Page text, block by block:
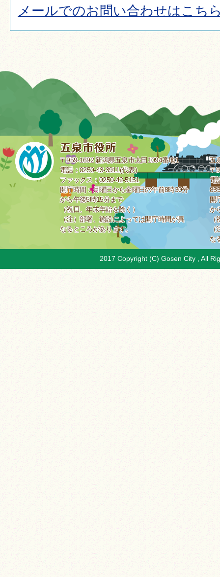
メールでのお問い合わせはこち
〒959-1692 新潟県五泉市太田1094番地1
電話：0250-43-3911(代表)
ファックス：0250-42-5151
開庁時間：月曜日から金曜日の午前8時30分
から午後5時15分まで
（祝日、年末年始を除く）
（注）部署、施設によっては開庁時間が異
なるところがあります。
五
〒
電
開
か
な
2017 Copyright (C) Gosen City , All